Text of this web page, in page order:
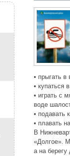
• прыгать
• купаться
• играть с
воде
• подавать
• плавать
В
«Долгое».
а на берегу